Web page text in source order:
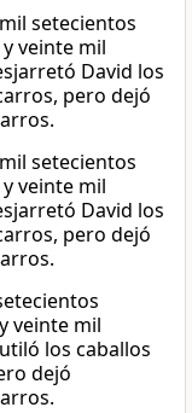
setecientos
veinte mil
David los
pero dejó
setecientos
veinte mil
David los
pero dejó
veinte mil
los caballos
dejó